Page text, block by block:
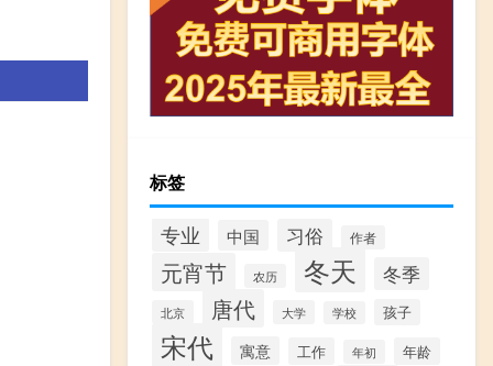
标签
专业 中国 习俗 作者
元宵节 农历 冬天 冬季
北京 唐代 大学 学校 孩子
宋代 寓意 工作 年初 年龄